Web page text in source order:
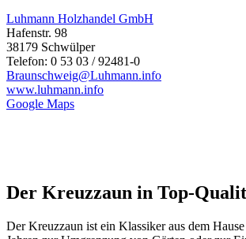
Luhmann Holzhandel GmbH
Hafenstr. 98
38179 Schwülper
Telefon: 0 53 03 / 92481-0
Braunschweig@Luhmann.info
www.luhmann.info
Google Maps
Der Kreuzzaun in Top-
Der Kreuzzaun ist ein Klassiker aus dem